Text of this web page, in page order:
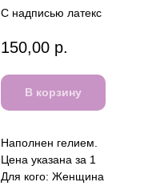
С надписью латекс
150,00 р.
В корзину
Наполнен гелием.
Цена указана за 1
Для кого: Женщина